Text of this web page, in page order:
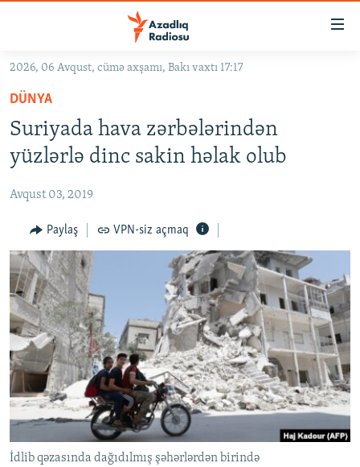
Əsas
qayıt
Əsas
naviqasiyaya
qayıt
KORRUPSIOMETR
FƏRQƏ BAX
QANUNI DOĞRU
ARAŞDIRMA
MULTIMEDIA
VIDEO
FOTOQALEREYA
İNFOQRAFIKA
KARIKATURA
RADIO ARXIV
OXU ZALI
AZƏRBAYCAN ƏDƏBIYYATI KITABXANASI
İSLAM VƏ DEMOKRATIYA
İZ - MƏDƏNIYYƏT PROQRAMI
HAQQIMIZDA
MISSIYAMIZ
PEŞƏ ETIKASI VƏ JURNALISTIKA STANDARTLARIMIZ
MATERIALLARIMIZDAN ISTIFADƏ
AZADLIQRADIOSU MOBIL TELEFONUNUZDA
BIZI IZLƏ
2026, 06 Avqust, cümə axşamı, Bakı vaxtı 17:17
DÜNYA
Suriyada hava zərbələrindən
yüzlərlə dinc sakin həlak olub
Avqust 03, 2019
Paylaş VPN-siz açmaq
İdlib qəzasında dağıdılmış şəhərlərdən birində